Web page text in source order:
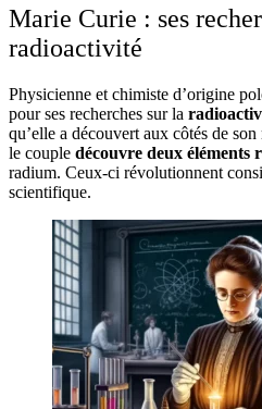
Marie Curie : ses
radioactivité
Physicienne et chimiste d’origine
pour ses recherches sur la
qu’elle a découvert aux côtés de son
le couple découvre deux éléments
radium. Ceux-ci révolutionnent
scientifique.